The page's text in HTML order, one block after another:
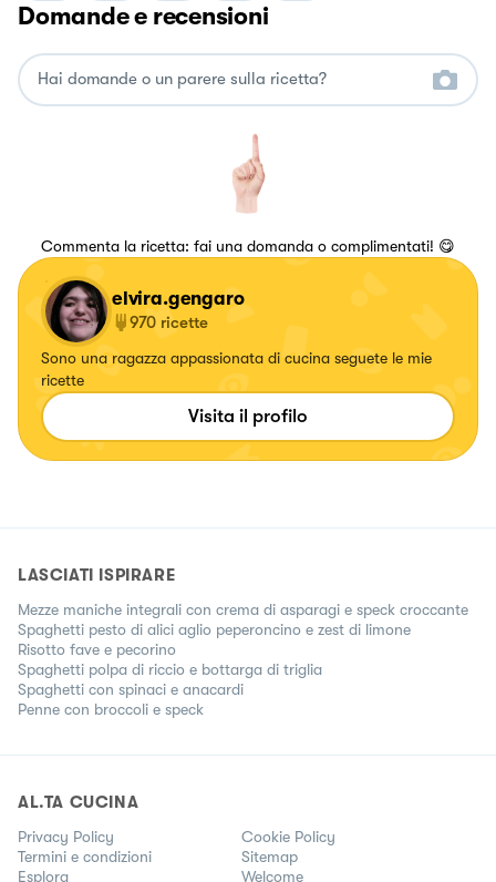
Domande e recensioni
Commenta la ricetta: fai una domanda o complimentati! 😋
elvira.gengaro
970 ricette
Sono una ragazza appassionata di cucina seguete le mie
ricette
Visita il profilo
LASCIATI ISPIRARE
Mezze maniche integrali con crema di asparagi e speck croccante
Spaghetti pesto di alici aglio peperoncino e zest di limone
Risotto fave e pecorino
Spaghetti polpa di riccio e bottarga di triglia
Spaghetti con spinaci e anacardi
Penne con broccoli e speck
AL.TA CUCINA
Privacy Policy
Cookie Policy
Termini e condizioni
Sitemap
Esplora
Welcome